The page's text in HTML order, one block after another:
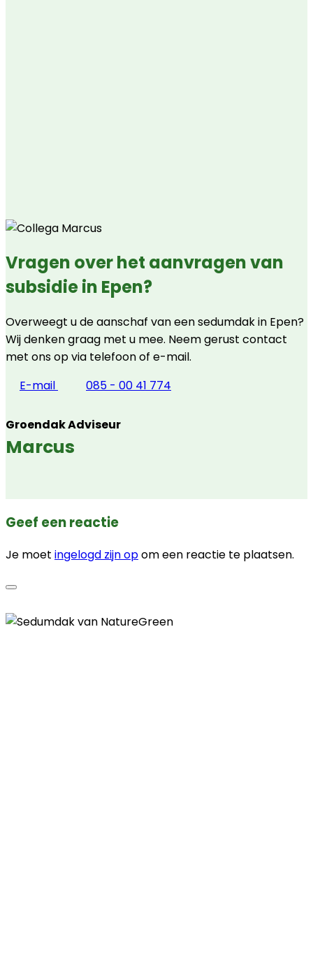
Vragen over het aanvragen van
subsidie in Epen?
Overweegt u de aanschaf van een sedumdak in Epen?
Wij denken graag met u mee. Neem gerust contact
met ons op via telefoon of e-mail.
E-mail
085 - 00 41 774
Groendak Adviseur
Marcus
Geef een reactie
Je moet ingelogd zijn opom een reactie te plaatsen.